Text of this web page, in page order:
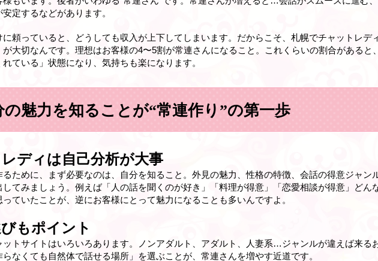
定するなどがあります。
に頼っていると、どうしても収入が上下してしまいます。だからこそ、札幌でチャットレデ
が大切なんです。理想はお客様の4〜5割が常連さんになること。これくらいの割合があると
れている」状態になり、気持ちも楽になります。
の魅力を知ることが“常連作り”の第一歩
ディは自己分析が大事
るために、まず必要なのは、自分を知ること。外見の魅力、性格の特徴、会話の得意ジャ
してみましょう。例えば「人の話を聞くのが好き」「料理が得意」「恋愛相談が得意」どん
っていたことが、逆にお客様にとって魅力になることも多いんですよ。
もポイント
ットサイトはいろいろあります。ノンアダルト、アダルト、人妻系…ジャンルが違えば来る
なくても自然体で話せる場所」を選ぶことが、常連さんを増やす近道です。